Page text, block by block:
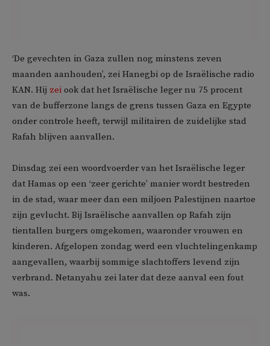
‘De gevechten in Gaza zullen nog minstens zeven
maanden aanhouden’, zei Hanegbi op de Israëlische radio
KAN. Hij zei ook dat het Israëlische leger nu 75 procent
van de bufferzone langs de grens tussen Gaza en Egypte
onder controle heeft, terwijl militairen de zuidelijke stad
Rafah blijven aanvallen.
Dinsdag zei een woordvoerder van het Israëlische leger
dat Hamas op een ‘zeer gerichte’ manier wordt bestreden
in de stad, waar meer dan een miljoen Palestijnen naartoe
zijn gevlucht. Bij Israëlische aanvallen op Rafah zijn
tientallen burgers omgekomen, waaronder vrouwen en
kinderen. Afgelopen zondag werd een vluchtelingenkamp
aangevallen, waarbij sommige slachtoffers levend zijn
verbrand. Netanyahu zei later dat deze aanval een fout
was.